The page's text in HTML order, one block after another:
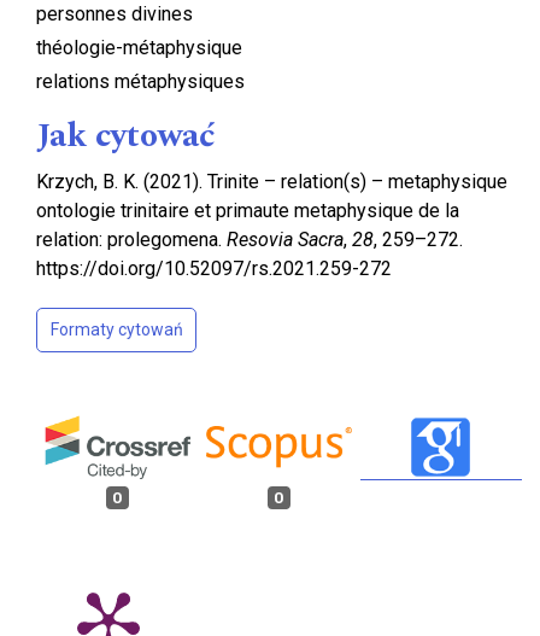
personnes divines
théologie-métaphysique
relations métaphysiques
Jak cytować
Krzych, B. K. (2021). Trinite – relation(s) – metaphysique
ontologie trinitaire et primaute metaphysique de la
relation: prolegomena. Resovia Sacra, 28, 259–272.
https://doi.org/10.52097/rs.2021.259-272
Formaty cytowań
0 0